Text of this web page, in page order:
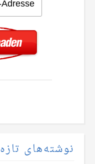
نوشته‌های تازه